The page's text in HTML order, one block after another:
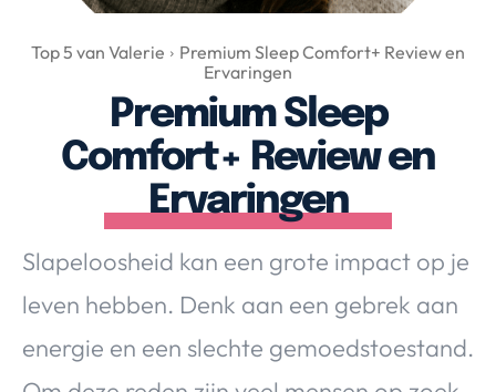
Over Valerie
Over Valerie
De Top 5
Contact
VALERIE'S CHOICE
Food & Drinks Health & Beauty
Huis & Tuin
Top 5 van Valerie
Premium Sleep Comfort+ Review en
Ervaringen
Premium Sleep
Comfort+ Review en
Ervaringen
Slapeloosheid kan een grote impact op je
leven hebben. Denk aan een gebrek aan
energie en een slechte gemoedstoestand.